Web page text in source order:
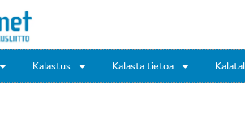
Kalastus Kalasta tietoa